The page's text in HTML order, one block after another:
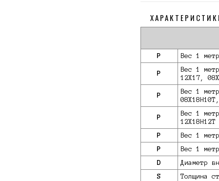
P Вес 1
P
Вес 1
12Х17,
P
Вес 1
P
Вес 1
12Х18Н12Т
P Вес 1
P Вес 1
D Диаметр
S Толщина